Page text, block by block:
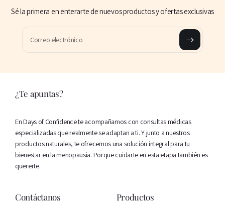
Sé la primera en enterarte de nuevos productos y ofertas exclusivas
Correo electrónico
¿Te apuntas?
En Days of Confidence te acompañamos con consultas médicas
especializadas que realmente se adaptan a ti. Y junto a nuestros
productos naturales, te ofrecemos una solución integral para tu
bienestar en la menopausia. Porque cuidarte en esta etapa también es
quererte.
Contáctanos Productos